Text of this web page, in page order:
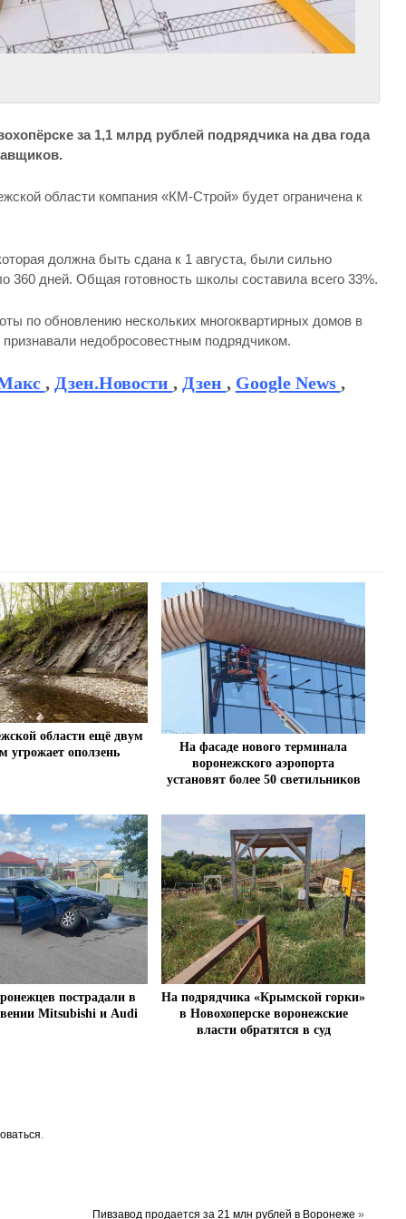
за 1,1 млрд рублей подрядчика на два года
области компания «КМ-Строй» будет ограничена к
должна быть сдана к 1 августа, были сильно
360 дней. Общая готовность школы составила всего 33%.
по обновлению нескольких многоквартирных домов в
недобросовестным подрядчиком.
, Дзен.Новости , Дзен , Google News ,
области ещё двум
угрожает оползень
На фасаде нового терминала
воронежского аэропорта
установят более 50 светильников
пострадали в
Mitsubishi и Audi
На подрядчика «Крымской горки»
в Новохоперске воронежские
власти обратятся в суд
.
Пивзавод продается за 21 млн рублей в Воронеже »